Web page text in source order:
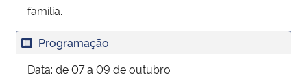
família.
Programação
Data: de 07 a 09 de outubro